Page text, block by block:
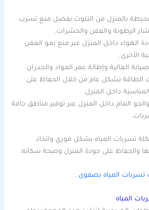
بالمنزل من التلوث بفضل منع تسرب
الرطوبة والعفن والحشرات.
الهواء داخل المنزل عبر منع نمو العفن
الأخرى.
العالية وإطالة عمر المواد والجدران.
الطاقة بشكل عام من خلال الحفاظ على
داخل المنزل.
العام داخل المنزل عبر توفير مناطق جافة
تسربات المياه بشكل فوري واتخاذ
والحفاظ على جودة المنزل وصحة سكانه.
المياه بصفوى .
المياه